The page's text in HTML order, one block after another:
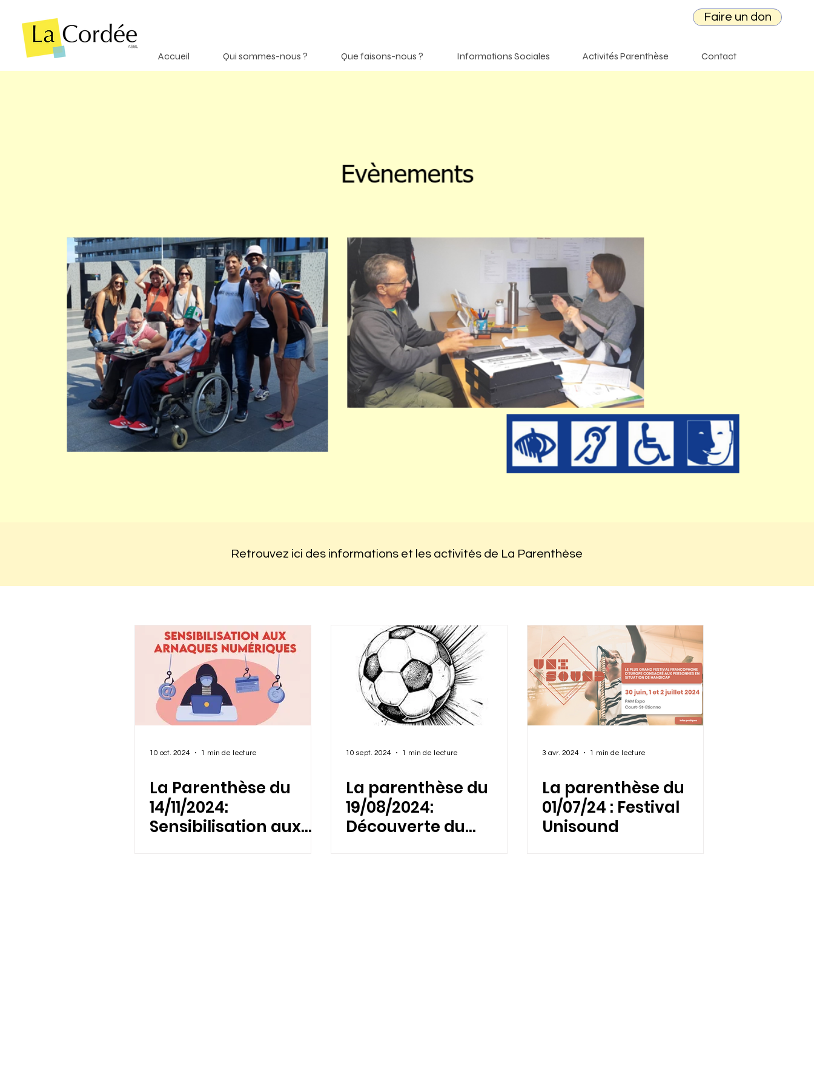
Faire un don
Accueil Qui sommes-nous ? Que faisons-nous ? Informations Sociales Activités Parenthèse Contact
Retrouvez ici des informations et les activités de La Parenthèse
10 oct. 2024 1 min de lecture
La Parenthèse du
14/11/2024:
Sensibilisation aux
10 sept. 2024 1 min de lecture
La parenthèse du
19/08/2024:
Découverte du
3 avr. 2024 1 min de lecture
La parenthèse du
01/07/24 : Festival
Unisound